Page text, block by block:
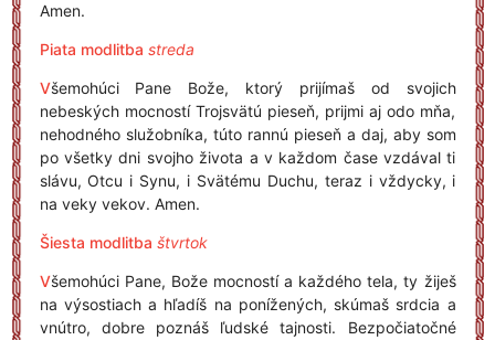
Amen.
Piata modlitba streda
Všemohúci Pane Bože, ktorý prijímaš od svojich
nebeských mocností Trojsvätú pieseň, prijmi aj odo mňa,
nehodného služobníka, túto rannú pieseň a daj, aby som
po všetky dni svojho života a v každom čase vzdával ti
slávu, Otcu i Synu, i Svätému Duchu, teraz i vždycky, i
na veky vekov. Amen.
Šiesta modlitba štvrtok
Všemohúci Pane, Bože mocností a každého tela, ty žiješ
na výsostiach a hľadíš na ponížených, skúmaš srdcia a
vnútro, dobre poznáš ľudské tajnosti. Bezpočiatočné